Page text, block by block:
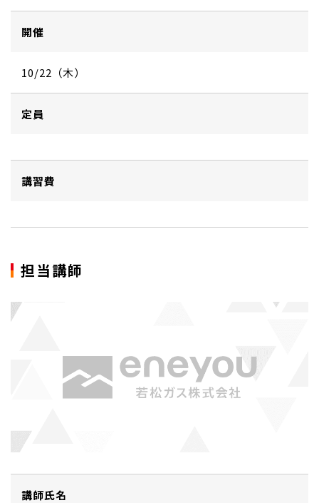
開催
10/22（木）
定員
講習費
担当講師
講師氏名